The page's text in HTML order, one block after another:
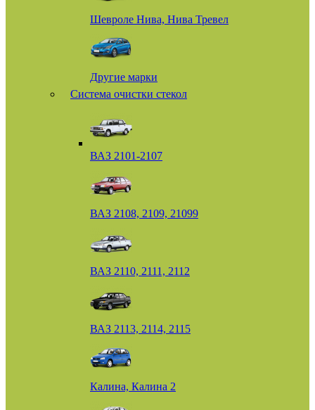
Шевроле Нива, Нива Тревел
Другие марки
Система очистки стекол
ВАЗ 2101-2107
ВАЗ 2108, 2109, 21099
ВАЗ 2110, 2111, 2112
ВАЗ 2113, 2114, 2115
Калина, Калина 2